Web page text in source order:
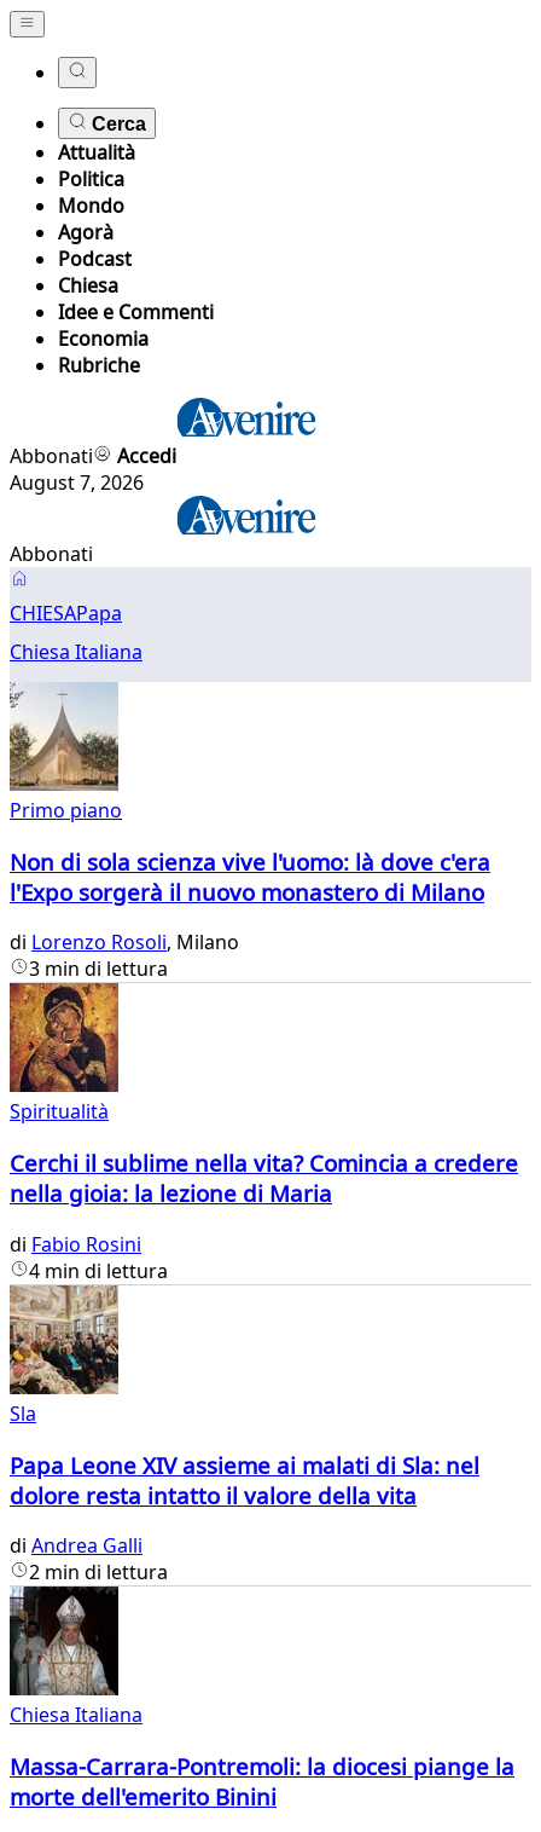
Cerca
Attualità
Politica
Mondo
Agorà
Podcast
Chiesa
Idee e Commenti
Economia
Rubriche
Abbonati
Accedi
August 7, 2026
Abbonati
Chiesa
CHIESAPapa
Chiesa Italiana
Primo piano
Non di sola scienza vive l'uomo: là dove c'era
l'Expo sorgerà il nuovo monastero di Milano
di Lorenzo Rosoli, Milano
3 min di lettura
Spiritualità
Cerchi il sublime nella vita? Comincia a credere
nella gioia: la lezione di Maria
di Fabio Rosini
4 min di lettura
Sla
Papa Leone XIV assieme ai malati di Sla: nel
dolore resta intatto il valore della vita
di Andrea Galli
2 min di lettura
Chiesa Italiana
Massa-Carrara-Pontremoli: la diocesi piange la
morte dell'emerito Binini